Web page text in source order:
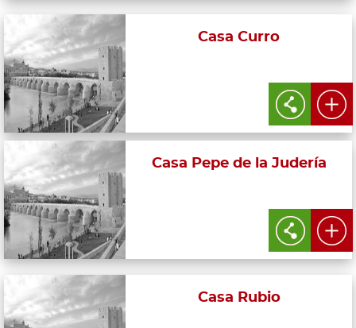
Casa Curro
Casa Pepe de la Judería
Casa Rubio